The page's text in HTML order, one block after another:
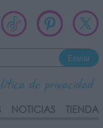
de privacidad
NOTICIAS TIENDA